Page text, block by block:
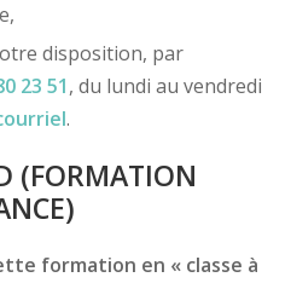
disposition, par
23 51, du lundi au vendredi
.
(FORMATION
formation en « classe à